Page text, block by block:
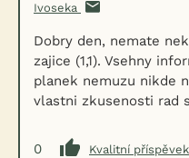
Ivoseka
Dobry den, nemate
zajice (1,1). Vsehny
planek nemuzu nikde
vlastni zkusenosti rad
0
Kvalitní příspěvek